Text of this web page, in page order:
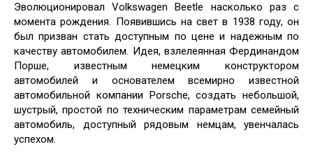
Эволюционировал Volkswagen Beetle насколько раз с
момента рождения. Появившись на свет в 1938 году, он
был призван стать доступным по цене и надежным по
качеству автомобилем. Идея, взлелеянная Фердинандом
Порше, известным немецким конструктором
автомобилей и основателем всемирно известной
автомобильной компании Porsche, создать небольшой,
шустрый, простой по техническим параметрам семейный
автомобиль, доступный рядовым немцам, увенчалась
успехом.